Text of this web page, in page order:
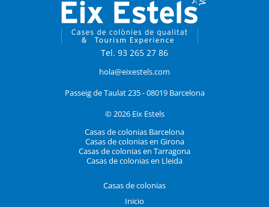
Tel. 93 265 27 86
hola@eixestels.com
Passeig de Taulat 235 - 08019 Barcelona
© 2026 Eix Estels
Casas de colonias Barcelona
Casas de colonias en Girona
Casas de colonias en Tarragona
Casas de colonias en Lleida
Casas de colonias
Inicio